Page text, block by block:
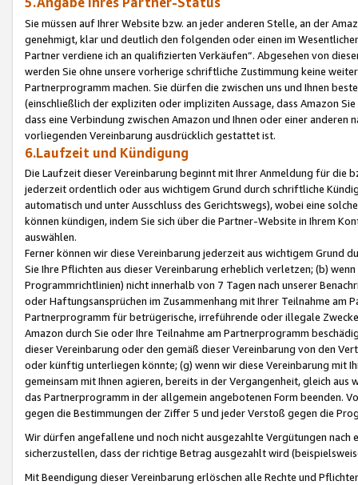
Sie müssen auf Ihrer Website bzw. an jeder anderen Stelle, an der
genehmigt, klar und deutlich den folgenden oder einen im
Partner verdiene ich an qualifizierten Verkäufen“. Abgesehen von
werden Sie ohne unsere vorherige schriftliche Zustimmung keine
Partnerprogramm machen. Sie dürfen die zwischen uns und Ihnen
(einschließlich der expliziten oder impliziten Aussage, dass Amazon
dass eine Verbindung zwischen Amazon und Ihnen oder einer
vorliegenden Vereinbarung ausdrücklich gestattet ist.
6.Laufzeit und Kündigung
Die Laufzeit dieser Vereinbarung beginnt mit Ihrer Anmeldung für die
jederzeit ordentlich oder aus wichtigem Grund durch schriftliche
automatisch und unter Ausschluss des Gerichtswegs), wobei eine
können kündigen, indem Sie sich über die Partner-Website in Ihrem
auswählen.
Ferner können wir diese Vereinbarung jederzeit aus wichtigem Grund
Sie Ihre Pflichten aus dieser Vereinbarung erheblich verletzen; (b)
Programmrichtlinien) nicht innerhalb von 7 Tagen nach unserer
oder Haftungsansprüchen im Zusammenhang mit Ihrer Teilnahme am
Partnerprogramm für betrügerische, irreführende oder illegale
Amazon durch Sie oder Ihre Teilnahme am Partnerprogramm
dieser Vereinbarung oder den gemäß dieser Vereinbarung von den
oder künftig unterliegen könnte; (g) wenn wir diese Vereinbarung mit
gemeinsam mit Ihnen agieren, bereits in der Vergangenheit, gleich
das Partnerprogramm in der allgemein angebotenen Form beenden.
gegen die Bestimmungen der Ziffer 5 und jeder Verstoß gegen die
Wir dürfen angefallene und noch nicht ausgezahlte Vergütungen
sicherzustellen, dass der richtige Betrag ausgezahlt wird
Mit Beendigung dieser Vereinbarung erlöschen alle Rechte und